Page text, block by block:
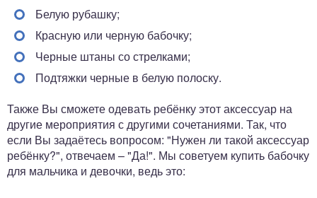
Белую рубашку;
Красную или черную бабочку;
Черные штаны со стрелками;
Подтяжки черные в белую полоску.
Также Вы сможете одевать ребёнку этот аксессуар на
другие мероприятия с другими сочетаниями. Так, что
если Вы задаётесь вопросом: "Нужен ли такой аксессуар
ребёнку?", отвечаем – "Да!". Мы советуем купить бабочку
для мальчика и девочки, ведь это: